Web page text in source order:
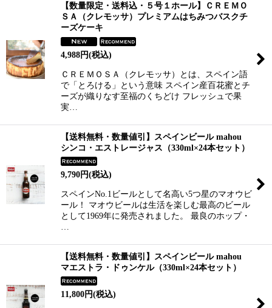
【数量限定・送料込・５号１ホール】ＣＲＥＭＯ
ＳＡ（クレモッサ）プレミアムはちみつバスクチ
ーズケーキ
4,988円(税込)
ＣＲＥＭＯＳＡ（クレモッサ）とは、スペイン語
で「とろける」という意味 スペイン産百花蜜とチ
ーズが織りなす至福のくちどけ フレッシュで果
実…
【送料無料・数量値引】スペインビール mahou
シンコ・エストレージャス（330ml×24本セット）
9,790円(税込)
スペインNo.1ビールとして名高い5つ星のマオウビ
ール！ マオウビールは生活を楽しむ最高のビール
として1969年に発売されました。 最良のホップ・
【送料無料・数量値引】スペインビール mahou
マエストラ・ドゥンケル（330ml×24本セット）
11,800円(税込)